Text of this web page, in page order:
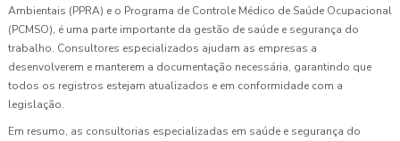
Ambientais (PPRA) e o Programa de Controle Médico de Saúde Ocupacional
(PCMSO), é uma parte importante da gestão de saúde e segurança do
trabalho. Consultores especializados ajudam as empresas a
desenvolverem e manterem a documentação necessária, garantindo que
todos os registros estejam atualizados e em conformidade com a
legislação.
Em resumo, as consultorias especializadas em saúde e segurança do